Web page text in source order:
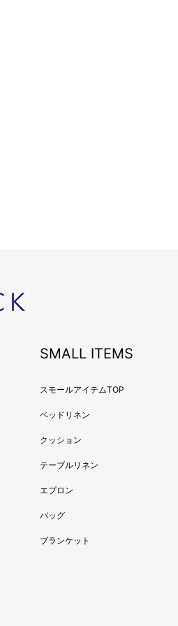
SMALL ITEMS
スモールアイテムTOP
ベッドリネン
クッション
テーブルリネン
エプロン
バッグ
ブランケット